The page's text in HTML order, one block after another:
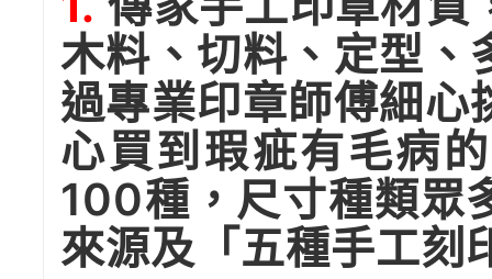
木料、切料、定型、
過專業印章師傅細心
心買到瑕疵有毛病
100種，尺寸種類眾
來源及「五種手工刻